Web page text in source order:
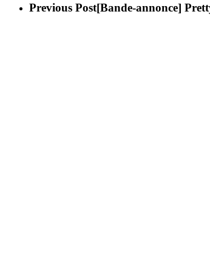
Previous Post[Bande-annonce]